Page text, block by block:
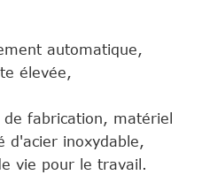
automatique,
élevée,
de fabrication, matériel
d'acier inoxydable,
vie pour le travail.